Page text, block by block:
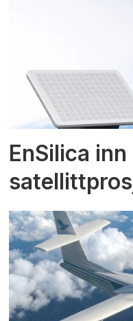
EnSilica